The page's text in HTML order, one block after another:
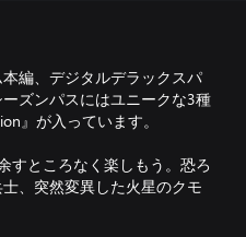
編、デジタルデラックスパ
ズンパスにはユニークな3種
』が入っています。
すところなく楽しもう。恐ろ
、突然変異した火星のクモ